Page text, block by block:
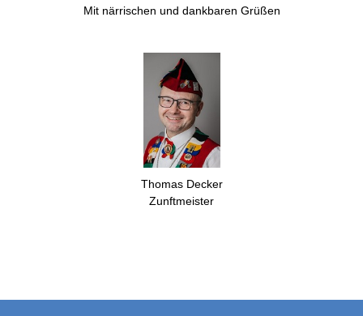
Mit närrischen und dankbaren Grüßen
Thomas Decker
Zunftmeister